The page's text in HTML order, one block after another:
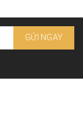
GỬI NGAY